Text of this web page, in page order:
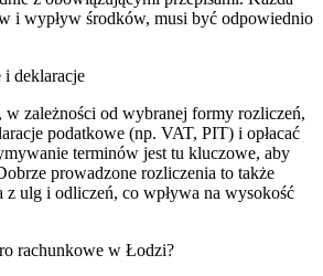
i wypływ środków, musi być odpowiednio
deklaracje
w zależności od wybranej formy rozliczeń,
podatkowe (np. VAT, PIT) i opłacać
terminów jest tu kluczowe, aby
prowadzone rozliczenia to także
z ulg i odliczeń, co wpływa na wysokość
rachunkowe w Łodzi?